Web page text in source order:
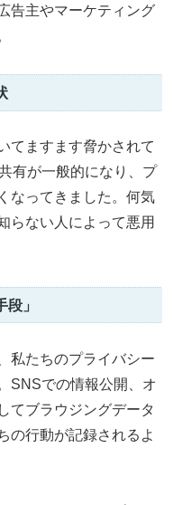
告主やマーケティング
てますます脅かされて
有が一般的になり、プ
なってきました。何気
らない人によって悪用
」
私たちのプライバシー
SNSでの情報公開、オ
てブラウジングデータ
の行動が記録されるよ